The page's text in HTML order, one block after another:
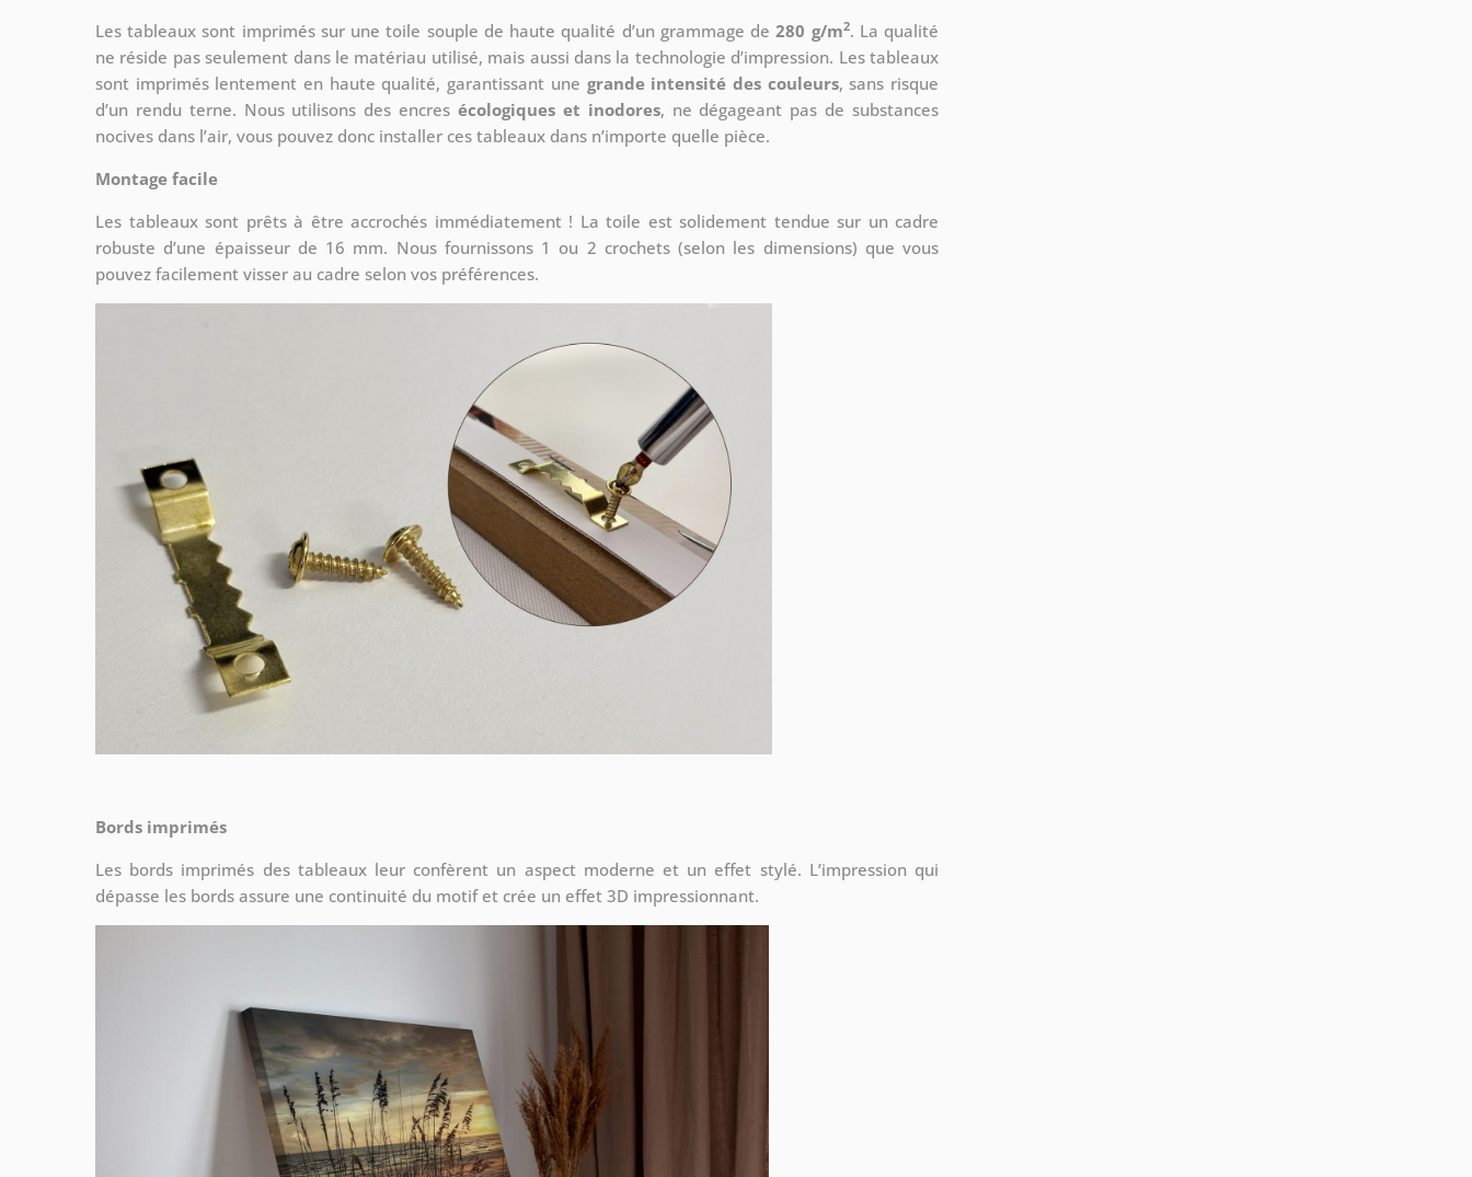
Les tableaux sont imprimés sur une toile souple de haute qualité d’un grammage de280 g/m2. La qualité
ne réside pas seulement dans le matériau utilisé, mais aussi dans la technologie d’impression. Les tableaux
sont imprimés lentement en haute qualité, garantissant une grande intensité des couleurs, sans risque
d’un rendu terne. Nous utilisons des encres écologiques et inodores, ne dégageant pas de substances
nocives dans l’air, vous pouvez donc installer ces tableaux dans n’importe quelle pièce.
Montage facile
Les tableaux sont prêts à être accrochés immédiatement ! La toile est solidement tendue sur un cadre
robuste d’une épaisseur de 16 mm. Nous fournissons 1 ou 2 crochets (selon les dimensions) que vous
pouvez facilement visser au cadre selon vos préférences.
Bords imprimés
Les bords imprimés des tableaux leur confèrent un aspect moderne et un effet stylé. L’impression qui
dépasse les bords assure une continuité du motif et crée un effet 3D impressionnant.